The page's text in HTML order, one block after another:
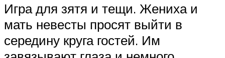
Игра для зятя и тещи. Жениха и
мать невесты просят выйти в
середину круга гостей. Им